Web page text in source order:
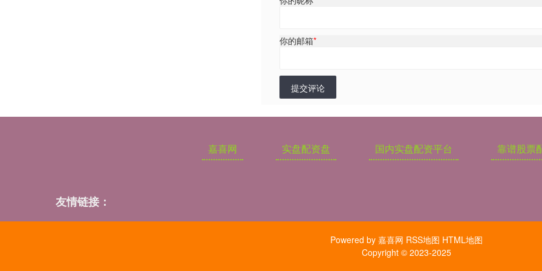
你的邮箱*
提交评论
嘉喜网 实盘配资盘 国内实盘配资平台 靠谱股票
友情链接：
Powered by 嘉喜网 RSS地图 HTML地图
Copyright © 2023-2025